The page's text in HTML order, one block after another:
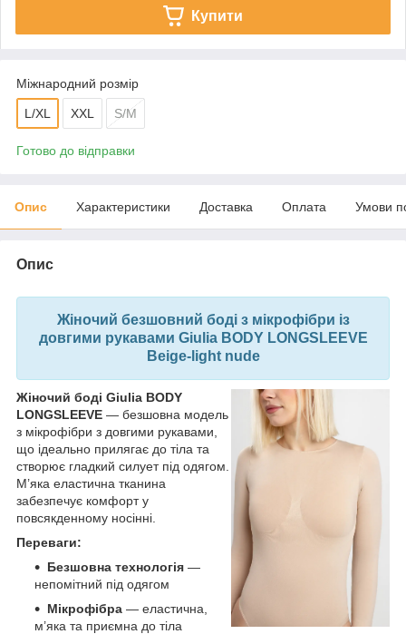
Купити
Міжнародний розмір
L/XL XXL S/M
Готово до відправки
Опис Характеристики Доставка Оплата Умови
Опис
Жіночий безшовний боді з мікрофібри із
довгими рукавами Giulia BODY LONGSLEEVE
Beige-light nude
Жіночий боді Giulia BODY
LONGSLEEVE — безшовна модель
з мікрофібри з довгими рукавами,
що ідеально прилягає до тіла та
створює гладкий силует під одягом.
М’яка еластична тканина
забезпечує комфорт у
повсякденному носінні.
Переваги:
Безшовна технологія —
непомітний під одягом
Мікрофібра — еластична,
м’яка та приємна до тіла